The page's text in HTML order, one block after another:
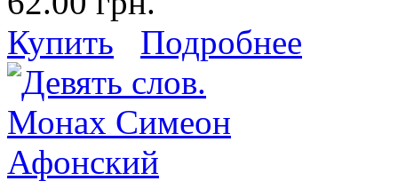
Купить
Подробнее